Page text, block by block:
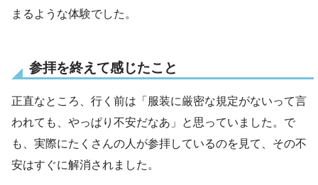
まるような体験でした。
参拝を終えて感じたこと
正直なところ、行く前は「服装に厳密な規定がないって言
われても、やっぱり不安だなあ」と思っていました。で
も、実際にたくさんの人が参拝しているのを見て、その不
安はすぐに解消されました。